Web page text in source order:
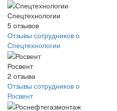
Спецтехнологии
5 отзывов
Отзывы сотрудников о
Спецтехнологии
Росвент
2 отзыва
Отзывы сотрудников о
Росвент